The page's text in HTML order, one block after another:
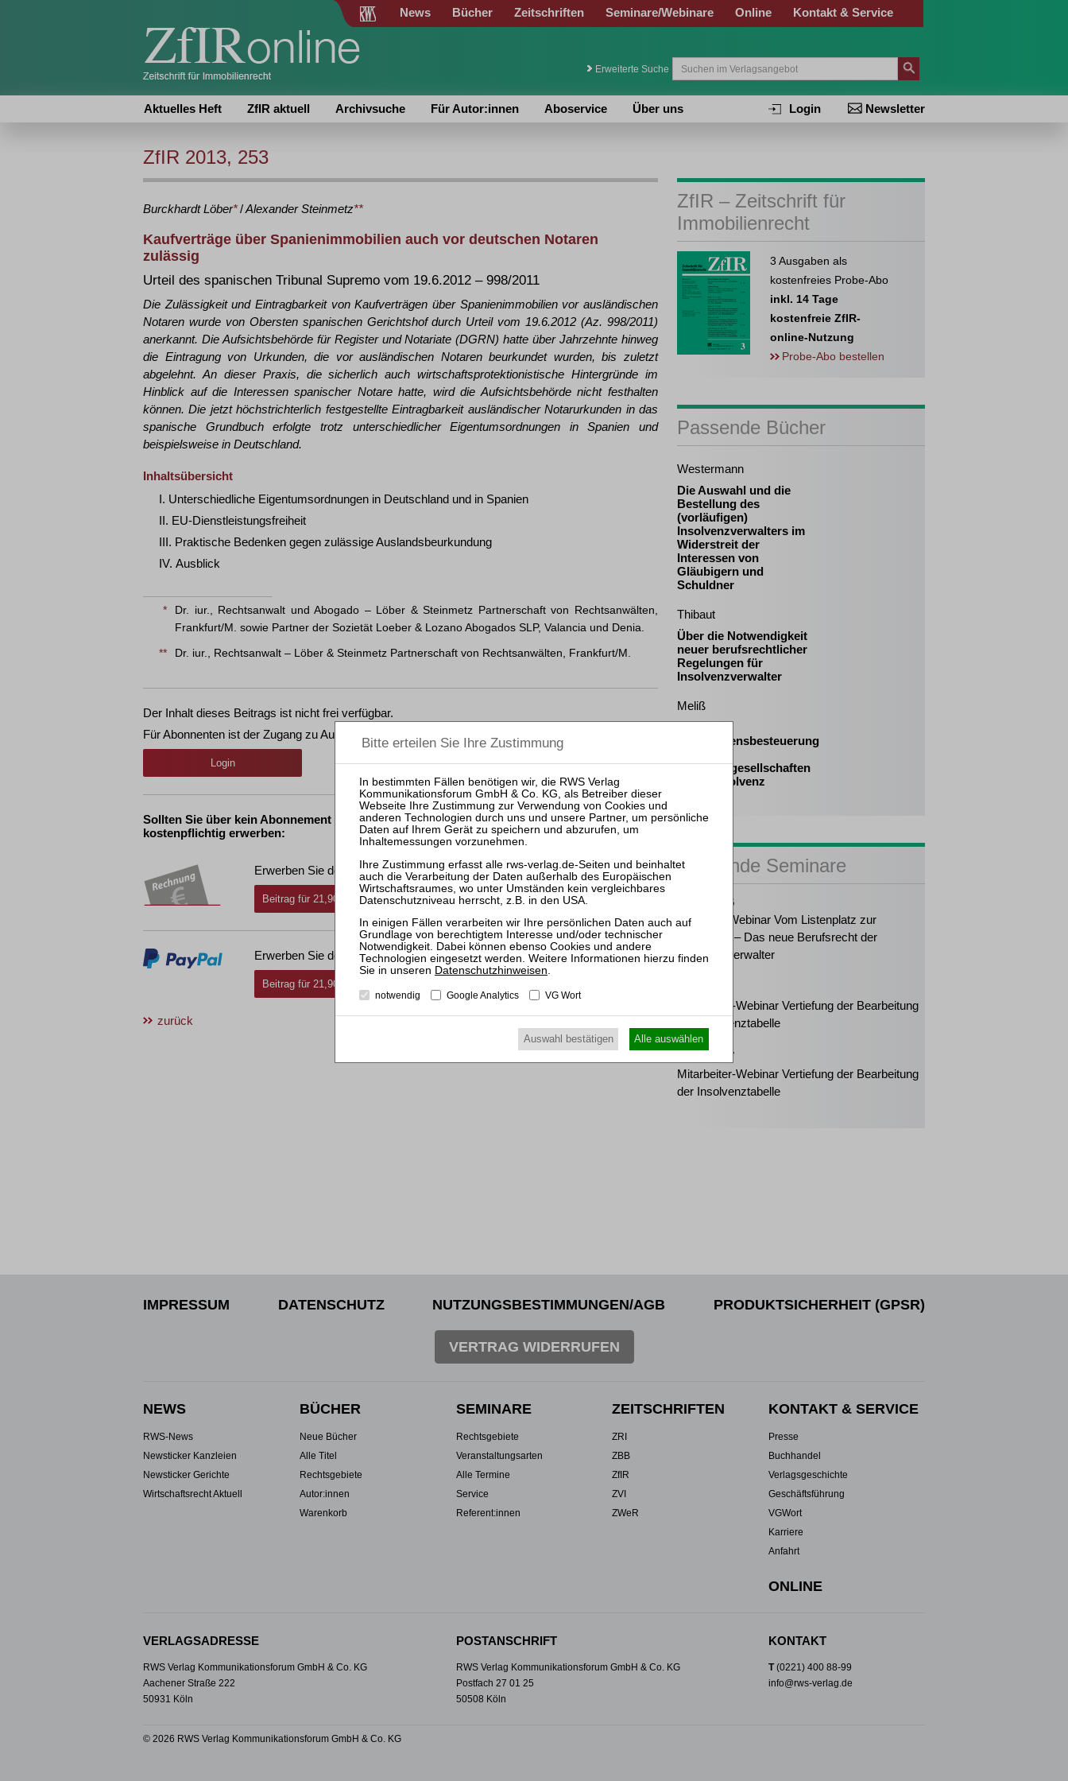
News Bücher Zeitschriften Seminare/Webinare Online Kontakt & Service
Erweiterte Suche
Aktuelles Heft ZfIR aktuell Archivsuche Für Autor:innen Aboservice Über uns Newsletter
Login
ZfIR 2013, 253
Burckhardt Löber*/Alexander Steinmetz**
Kaufverträge über Spanienimmobilien auch vor deutschen Notaren
zulässig
Urteil des spanischen Tribunal Supremo vom 19.6.2012 – 998/2011
Die Zulässigkeit und Eintragbarkeit von Kaufverträgen über Spanienimmobilien vor ausländischen
Notaren wurde von Obersten spanischen Gerichtshof durch Urteil vom 19.6.2012 (Az. 998/2011)
anerkannt. Die Aufsichtsbehörde für Register und Notariate (DGRN) hatte über Jahrzehnte hinweg
die Eintragung von Urkunden, die vor ausländischen Notaren beurkundet wurden, bis zuletzt
abgelehnt. An dieser Praxis, die sicherlich auch wirtschaftsprotektionistische Hintergründe im
Hinblick auf die Interessen spanischer Notare hatte, wird die Aufsichtsbehörde nicht festhalten
können. Die jetzt höchstrichterlich festgestellte Eintragbarkeit ausländischer Notarurkunden in das
spanische Grundbuch erfolgte trotz unterschiedlicher Eigentumsordnungen in Spanien und
beispielsweise in Deutschland.
Inhaltsübersicht
I. Unterschiedliche Eigentumsordnungen in Deutschland und in Spanien
II. EU-Dienstleistungsfreiheit
III. Praktische Bedenken gegen zulässige Auslandsbeurkundung
IV. Ausblick
*
Dr. iur., Rechtsanwalt und Abogado – Löber & Steinmetz Partnerschaft von Rechtsanwälten,
Frankfurt/M. sowie Partner der Sozietät Loeber & Lozano Abogados SLP, Valancia und Denia.
** Dr. iur., Rechtsanwalt – Löber & Steinmetz Partnerschaft von Rechtsanwälten, Frankfurt/M.
Der Inhalt dieses Beitrags ist nicht frei verfügbar.
Für Abonnenten ist der Zugang zu Aufsätzen und Rechtsprechung frei.
Login
Sollten Sie über kein Abonnement verfügen, können Sie den gewünschten Beitrag trotzdem
kostenpflichtig erwerben:
Erwerben Sie den gewünschten Beitrag kostenpflichtig per Rechnung.
Beitrag für 21,90 € inkl. 7 % MwSt. kaufen
Erwerben Sie den gewünschten Beitrag kostenpflichtig mitPayPal.
Beitrag für 21,90 € inkl. 7 % MwSt. kaufen
zurück
ZfIR – Zeitschrift für
Immobilienrecht
3 Ausgaben als
kostenfreies Probe-Abo
inkl. 14 Tage
kostenfreie ZfIR-
online-Nutzung
Probe-Abo bestellen
Passende Bücher
Westermann
Die Auswahl und die
Bestellung des
(vorläufigen)
Insolvenzverwalters im
Widerstreit der
Interessen von
Gläubigern und
Schuldner
Thibaut
Über die Notwendigkeit
neuer berufsrechtlicher
Regelungen für
Insolvenzverwalter
Meliß
Einkommensbesteuerung
Personengesellschaften
in der Insolvenz
Passende Seminare
25.08.2026
Praktiker-Webinar Vom Listenplatz zur
Zulassung – Das neue Berufsrecht der
Insolvenzverwalter
Mitarbeiter-Webinar Vertiefung der Bearbeitung
der Insolvenztabelle
17.03.2027
Mitarbeiter-Webinar Vertiefung der Bearbeitung
der Insolvenztabelle
IMPRESSUM DATENSCHUTZ NUTZUNGSBESTIMMUNGEN/AGB PRODUKTSICHERHEIT (GPSR)
VERTRAG WIDERRUFEN
NEWS
RWS-News
Newsticker Kanzleien
Newsticker Gerichte
Wirtschaftsrecht Aktuell
BÜCHER
Neue Bücher
Alle Titel
Rechtsgebiete
Autor:innen
Warenkorb
SEMINARE
Rechtsgebiete
Veranstaltungsarten
Alle Termine
Service
Referent:innen
ZEITSCHRIFTEN
ZRI
ZBB
ZfIR
ZVI
ZWeR
KONTAKT & SERVICE
Presse
Buchhandel
Verlagsgeschichte
Geschäftsführung
VGWort
Karriere
Anfahrt
ONLINE
VERLAGSADRESSE
RWS Verlag Kommunikationsforum GmbH & Co. KG
Aachener Straße 222
50931 Köln
POSTANSCHRIFT
RWS Verlag Kommunikationsforum GmbH & Co. KG
Postfach 27 01 25
50508 Köln
KONTAKT
T(0221) 400 88-99
info@rws-verlag.de
© 2026 RWS Verlag Kommunikationsforum GmbH & Co. KG
Datenschutzhinweisen.
notwendig Google Analytics VG Wort
Auswahl bestätigen Alle auswählen